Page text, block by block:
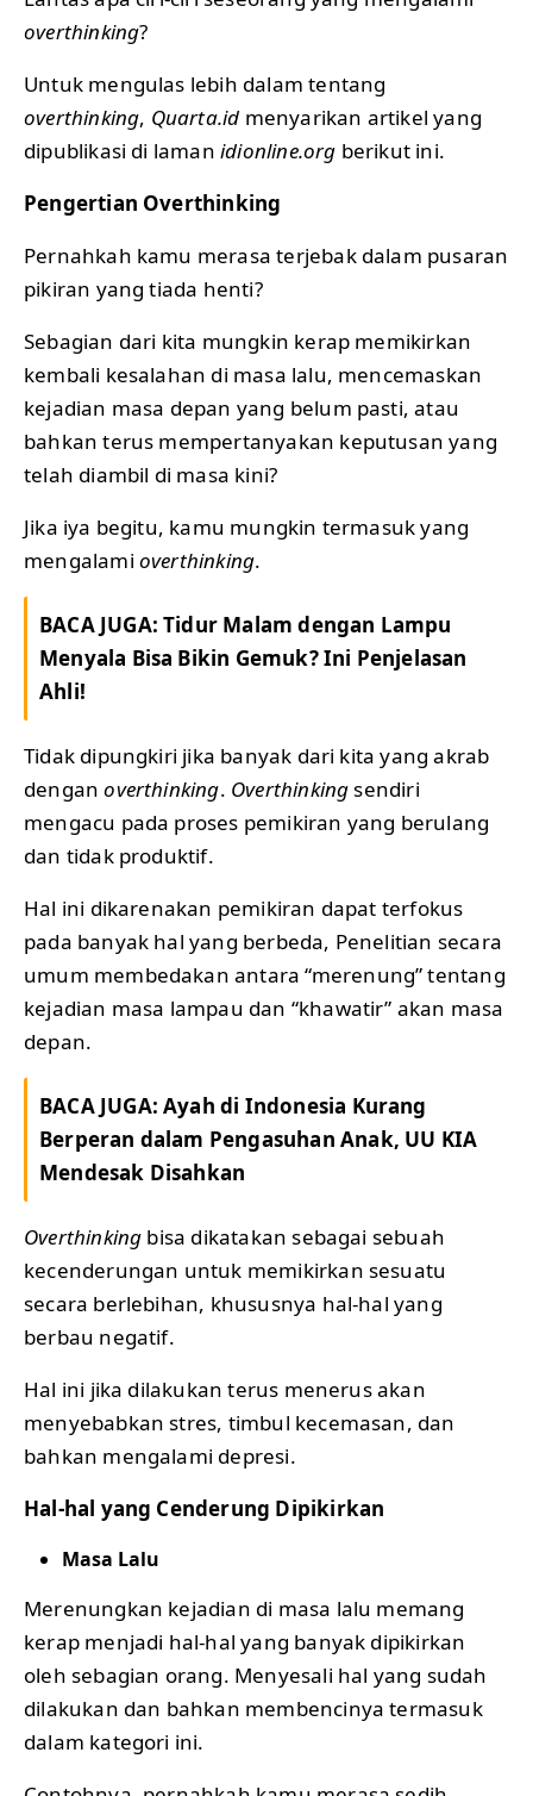
overthinking?
Untuk mengulas lebih dalam tentang
overthinking, Quarta.id menyarikan artikel yang
dipublikasi di laman idionline.org berikut ini.
Pengertian Overthinking
Pernahkah kamu merasa terjebak dalam pusaran
pikiran yang tiada henti?
Sebagian dari kita mungkin kerap memikirkan
kembali kesalahan di masa lalu, mencemaskan
kejadian masa depan yang belum pasti, atau
bahkan terus mempertanyakan keputusan yang
telah diambil di masa kini?
Jika iya begitu, kamu mungkin termasuk yang
mengalami overthinking.
BACA JUGA:Tidur Malam dengan Lampu
Menyala Bisa Bikin Gemuk? Ini Penjelasan
Ahli!
Tidak dipungkiri jika banyak dari kita yang akrab
denganoverthinking. Overthinkingsendiri
mengacu pada proses pemikiran yang berulang
dan tidak produktif.
Hal ini dikarenakan pemikiran dapat terfokus
pada banyak hal yang berbeda, Penelitian secara
umum membedakan antara “merenung” tentang
kejadian masa lampau dan “khawatir” akan masa
depan.
BACA JUGA:Ayah di Indonesia Kurang
Berperan dalam Pengasuhan Anak, UU KIA
Mendesak Disahkan
Overthinking bisa dikatakan sebagai sebuah
kecenderungan untuk memikirkan sesuatu
secara berlebihan, khususnya hal-hal yang
berbau negatif.
Hal ini jika dilakukan terus menerus akan
menyebabkan stres, timbul kecemasan, dan
bahkan mengalami depresi.
Hal-hal yang Cenderung Dipikirkan
Masa Lalu
Merenungkan kejadian di masa lalu memang
kerap menjadi hal-hal yang banyak dipikirkan
oleh sebagian orang. Menyesali hal yang sudah
dilakukan dan bahkan membencinya termasuk
dalam kategori ini.